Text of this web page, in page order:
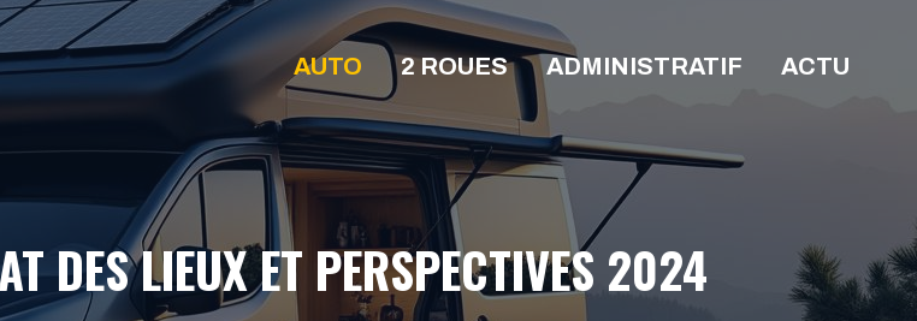
AUTO 2 ROUES ADMINISTRATIF ACTU
DES LIEUX ET PERSPECTIVES 2024